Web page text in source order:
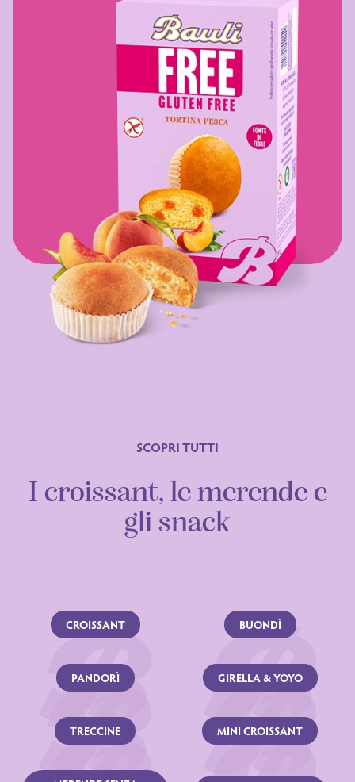
SCOPRI TUTTI
I croissant, le merende e
gli snack
CROISSANT BUONDÌ
PANDORÌ GIRELLA & YOYO
TRECCINE MINI CROISSANT